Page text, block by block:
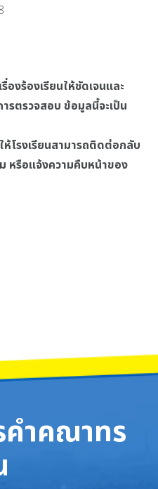
องร้องเรียนให้ชัดเจนและ
รตรวจสอบ ข้อมูลนี้จะเป็น
โรงเรียนสามารถติดต่อกลับ
หรือแจ้งความคืบหน้าของ
งหรือการจัดหาพัสดุและความก้าวหน้า
คำคณาทร